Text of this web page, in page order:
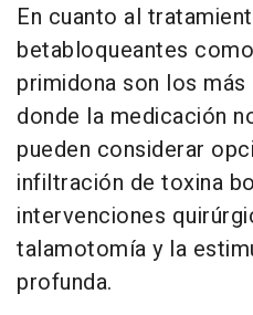
En cuanto al
betabloqueantes
primidona son los
donde la medicación
pueden considerar
infiltración de toxina
intervenciones
talamotomía y la
profunda.